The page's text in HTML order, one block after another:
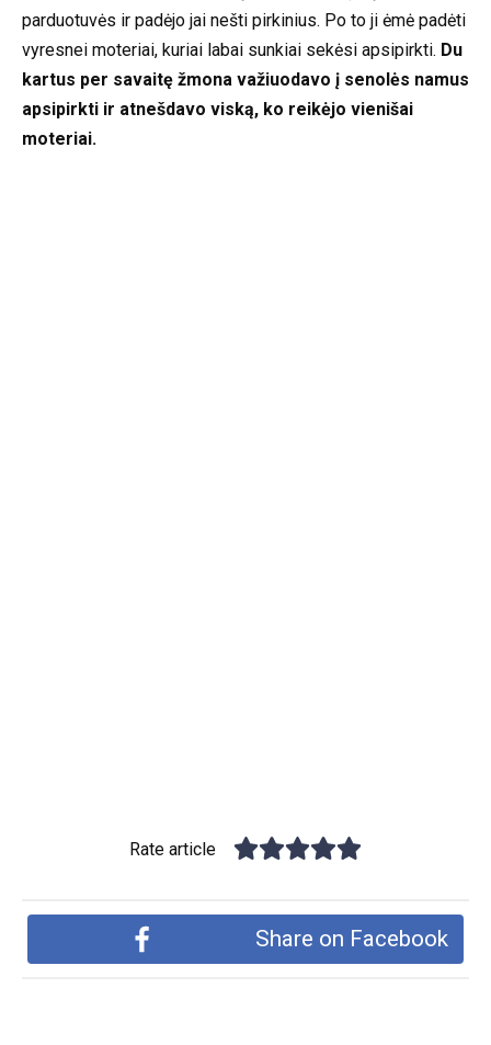
parduotuvės ir padėjo jai nešti pirkinius. Po to ji ėmė padėti
vyresnei moteriai, kuriai labai sunkiai sekėsi apsipirkti. Du
kartus per savaitę žmona važiuodavo į senolės namus
apsipirkti ir atnešdavo viską, ko reikėjo vienišai
moteriai.
Rate article
Share on Facebook